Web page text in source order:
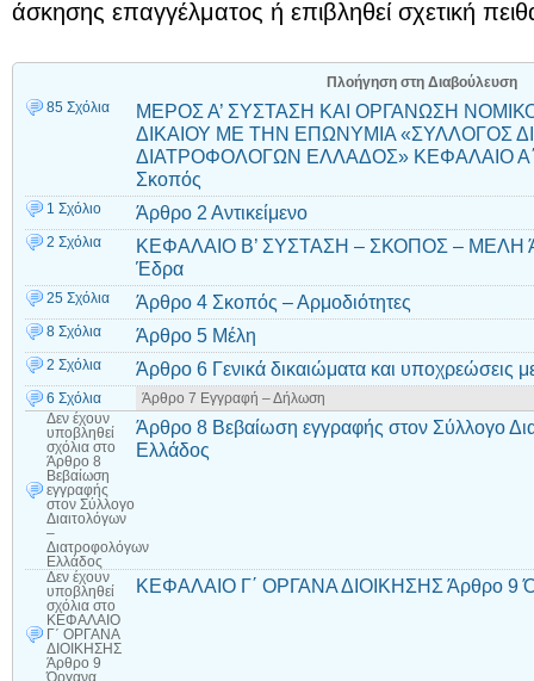
άσκησης επαγγέλματος ή επιβληθεί σχετική
Πλοήγηση στη Διαβούλευση
85 Σχόλια
ΜΕΡΟΣ Α’ ΣΥΣΤΑΣΗ ΚΑΙ ΟΡΓΑΝΩΣΗ
ΔΙΚΑΙΟΥ ΜΕ ΤΗΝ ΕΠΩΝΥΜΙΑ «ΣΥΛΛΟΓΟΣ
ΔΙΑΤΡΟΦΟΛΟΓΩΝ ΕΛΛΑΔΟΣ» ΚΕΦΑΛΑΙΟ Α΄
Σκοπός
1 Σχόλιο Άρθρο 2 Αντικείμενο
2 Σχόλια
ΚΕΦΑΛΑΙΟ Β’ ΣΥΣΤΑΣΗ – ΣΚΟΠΟΣ – ΜΕΛΗ
Έδρα
25 Σχόλια Άρθρο 4 Σκοπός – Αρμοδιότητες
8 Σχόλια Άρθρο 5 Μέλη
2 Σχόλια Άρθρο 6 Γενικά δικαιώματα και υποχρεώσεις
6 Σχόλια
Άρθρο 7 Εγγραφή – Δήλωση
Δεν έχουν
υποβληθεί
σχόλια στο
Άρθρο 8
Βεβαίωση
εγγραφής
στον Σύλλογο
Διαιτολόγων
–
Διατροφολόγων
Ελλάδος
Άρθρο 8 Βεβαίωση εγγραφής στον Σύλλογο
Ελλάδος
Δεν έχουν
υποβληθεί
σχόλια στο
ΚΕΦΑΛΑΙΟ
Γ΄ ΟΡΓΑΝΑ
ΔΙΟΙΚΗΣΗΣ
Άρθρο 9
Όργανα
ΚΕΦΑΛΑΙΟ Γ΄ ΟΡΓΑΝΑ ΔΙΟΙΚΗΣΗΣ Άρθρο 9